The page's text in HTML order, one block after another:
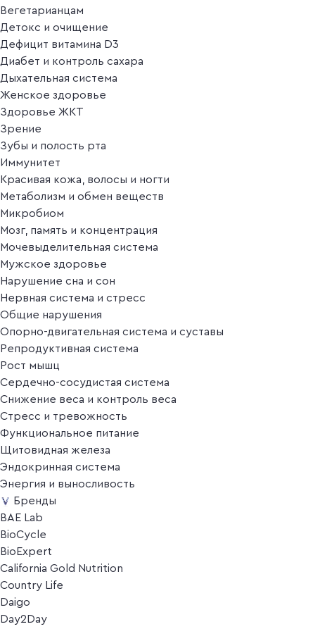
Вегетарианцам
Детокс и очищение
Дефицит витамина D3
Диабет и контроль сахара
Дыхательная система
Женское здоровье
Здоровье ЖКТ
Зрение
Зубы и полость рта
Иммунитет
Красивая кожа, волосы и ногти
Метаболизм и обмен веществ
Микробиом
Мозг, память и концентрация
Мочевыделительная система
Мужское здоровье
Нарушение сна и сон
Нервная система и стресс
Общие нарушения
Опорно-двигательная система и суставы
Репродуктивная система
Рост мышц
Сердечно-сосудистая система
Снижение веса и контроль веса
Стресс и тревожность
Функциональное питание
Щитовидная железа
Эндокринная система
Энергия и выносливость
Бренды
BAE Lab
BioCycle
BioExpert
California Gold Nutrition
Country Life
Daigo
Day2Day